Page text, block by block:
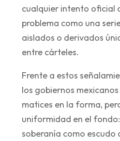
cualquier intento oficial
problema como una
aislados o derivados
entre cárteles.
Frente a estos
los gobiernos
matices en la forma,
uniformidad en el
soberanía como escudo